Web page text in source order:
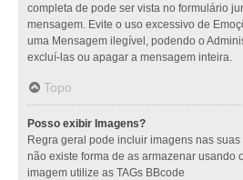
completa de pode ser vista no formulário
mensagem. Evite o uso excessivo de
uma Mensagem ilegível, podendo o
excluí-las ou apagar a mensagem inteira.
Topo
Posso exibir Imagens?
Regra geral pode incluir imagens nas
não existe forma de as armazenar usando
imagem utilize as TAGs BBcode